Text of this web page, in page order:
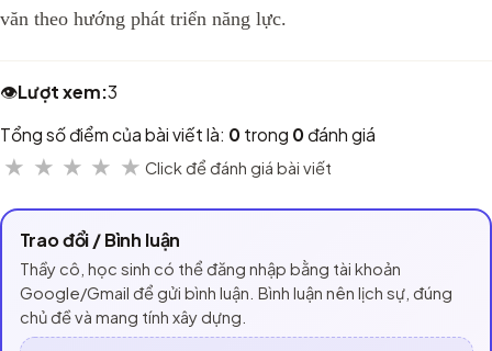
văn theo hướng phát triển năng lực.
👁️Lượt xem:3
Tổng số điểm của bài viết là: 0 trong 0 đánh giá
★ ★ ★ ★ ★ Click để đánh giá bài viết
Trao đổi / Bình luận
Thầy cô, học sinh có thể đăng nhập bằng tài khoản
Google/Gmail để gửi bình luận. Bình luận nên lịch sự, đúng
chủ đề và mang tính xây dựng.